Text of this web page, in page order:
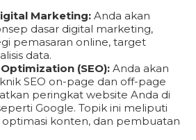
Marketing: Anda akan
dasar digital marketing,
pemasaran online, target
data.
(SEO): Anda akan
SEO on-page dan off-page
peringkat website Anda di
Google. Topik ini meliputi
optimasi konten, dan pembuatan